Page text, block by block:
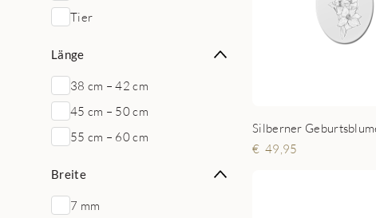
Tier
Länge
38 cm – 42 cm
45 cm – 50 cm
55 cm – 60 cm
Breite
7 mm
49,95